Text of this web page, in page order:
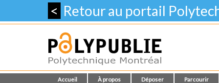
< Retour au portail
Accueil À propos Déposer Parcourir